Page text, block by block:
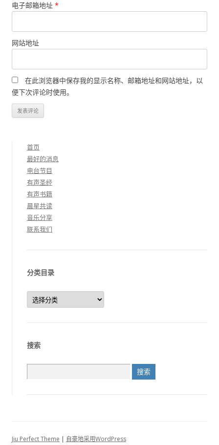
电子邮箱地址 *
网站地址
在此浏览器中保存我的显示名称、邮箱地址和网站地址，以
便下次评论时使用。
首页
最好的消息
电台节目
有声圣经
有声书籍
晨星共读
音乐分享
联系我们
分类目录
分
类
目
搜索
索：
Jiu Perfect Theme | 自豪地采用WordPress